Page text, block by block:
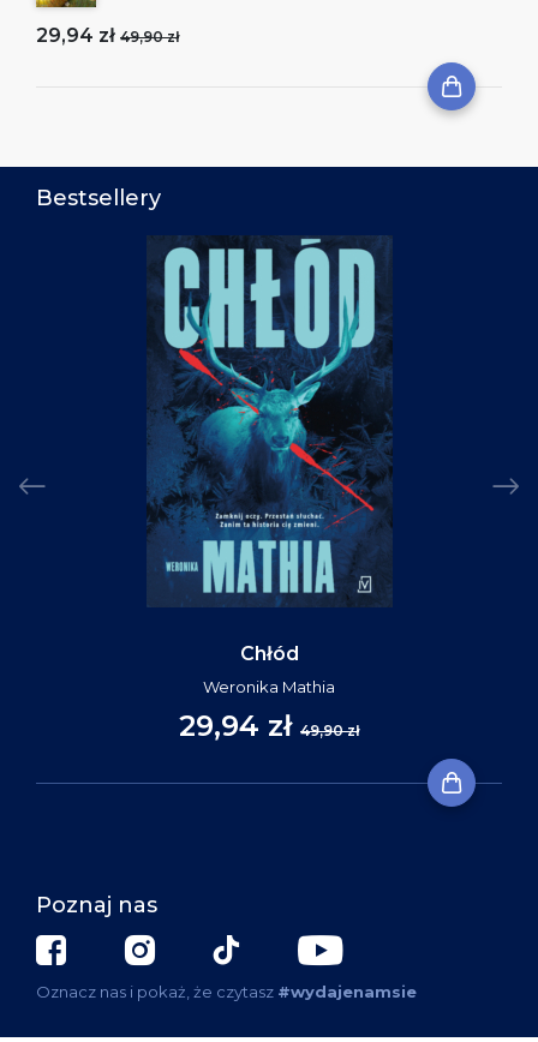
29,94 zł 49,90 zł
Bestsellery
Chłód
Weronika Mathia
29,94 zł 49,90 zł
Poznaj nas
Oznacz nas i pokaż, że czytasz #wydajenamsie